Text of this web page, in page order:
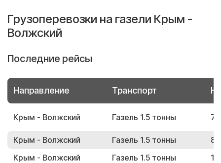
Грузоперевозки на газели Крым -
Волжский
Последние рейсы
Направление Транспорт
Крым - Волжский Газель 1.5 тонны
Крым - Волжский Газель 1.5 тонны
Крым - Волжский
Газель 1.5 тонны